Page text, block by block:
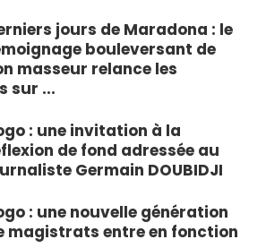
jours de Maradona : le
bouleversant de
masseur relance les
sur ...
: une invitation à la
de fond adressée au
Germain DOUBIDJI
: une nouvelle génération
magistrats entre en fonction